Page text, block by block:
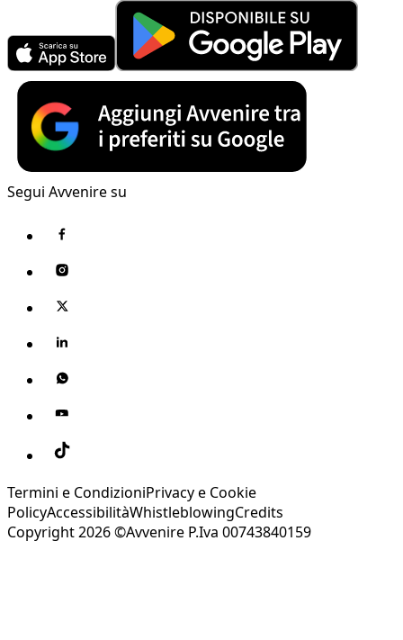
Segui Avvenire su
Termini e CondizioniPrivacy e Cookie
PolicyAccessibilitàWhistleblowingCredits
Copyright 2026 ©Avvenire P.Iva 00743840159